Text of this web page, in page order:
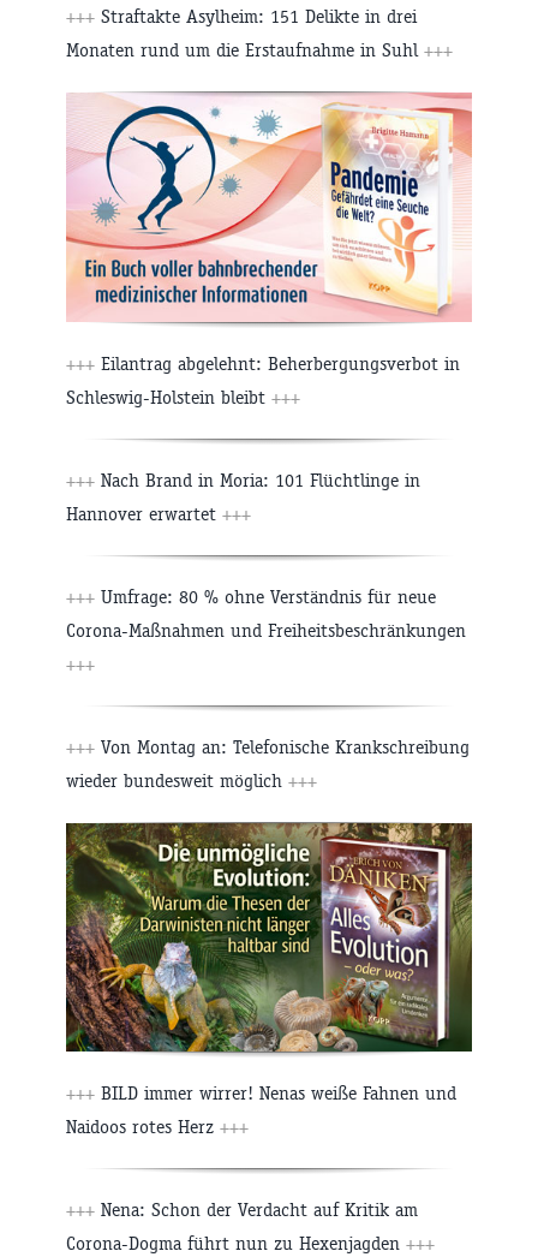
+++ Straftakte Asylheim: 151 Delikte in drei
Monaten rund um die Erstaufnahme in Suhl +++
+++ Eilantrag abgelehnt: Beherbergungsverbot in
Schleswig-Holstein bleibt +++
+++ Nach Brand in Moria: 101 Flüchtlinge in
Hannover erwartet +++
+++ Umfrage: 80 % ohne Verständnis für neue
Corona-Maßnahmen und Freiheitsbeschränkungen
+++
+++ Von Montag an: Telefonische Krankschreibung
wieder bundesweit möglich +++
+++ BILD immer wirrer! Nenas weiße Fahnen und
Naidoos rotes Herz +++
+++ Nena: Schon der Verdacht auf Kritik am
Corona-Dogma führt nun zu Hexenjagden +++